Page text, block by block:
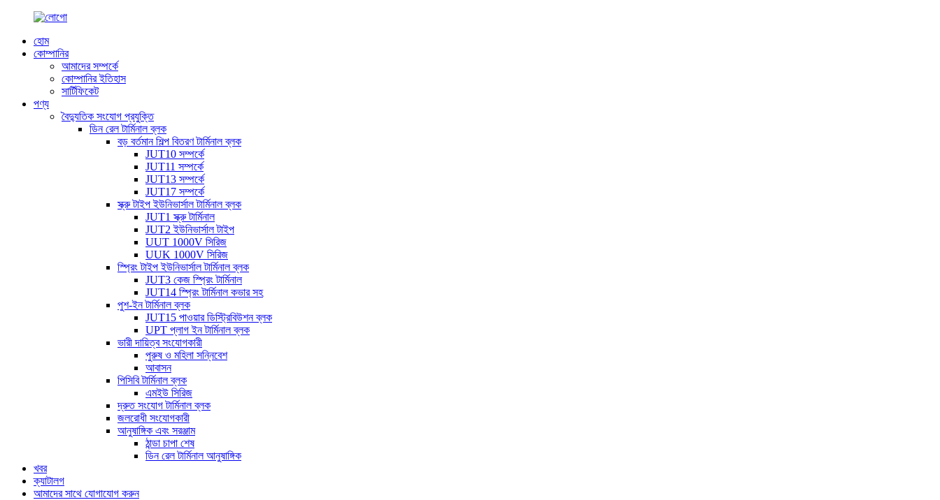
হোম
কোম্পানির
আমাদের সম্পর্কে
কোম্পানির ইতিহাস
সার্টিফিকেট
পণ্য
বৈদ্যুতিক সংযোগ প্রযুক্তি
ডিন রেল টার্মিনাল ব্লক
বড় বর্তমান শিল্প বিতরণ টার্মিনাল ব্লক
JUT10 সম্পর্কে
JUT11 সম্পর্কে
JUT13 সম্পর্কে
JUT17 সম্পর্কে
স্ক্রু টাইপ ইউনিভার্সাল টার্মিনাল ব্লক
JUT1 স্ক্রু টার্মিনাল
JUT2 ইউনিভার্সাল টাইপ
UUT 1000V সিরিজ
UUK 1000V সিরিজ
স্প্রিং টাইপ ইউনিভার্সাল টার্মিনাল ব্লক
JUT3 কেজ স্প্রিং টার্মিনাল
JUT14 স্প্রিং টার্মিনাল কভার সহ
পুশ-ইন টার্মিনাল ব্লক
JUT15 পাওয়ার ডিস্ট্রিবিউশন ব্লক
UPT প্লাগ ইন টার্মিনাল ব্লক
ভারী দায়িত্ব সংযোগকারী
পুরুষ ও মহিলা সন্নিবেশ
আবাসন
পিসিবি টার্মিনাল ব্লক
এমইউ সিরিজ
দ্রুত সংযোগ টার্মিনাল ব্লক
জলরোধী সংযোগকারী
আনুষাঙ্গিক এবং সরঞ্জাম
ঠান্ডা চাপা শেষ
ডিন রেল টার্মিনাল আনুষাঙ্গিক
খবর
ক্যাটালগ
আমাদের সাথে যোগাযোগ করুন